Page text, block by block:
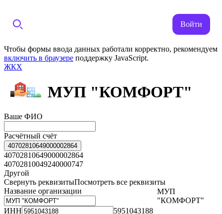
Войти
Чтобы формы ввода данных работали корректно, рекомендуем
включить в браузере поддержку JavaScript.
ЖКХ
МУП "КОМФОРТ"
Ваше ФИО
Расчётный счёт
40702810649000002864
40702810649000002864
40702810049240000747
Другой
Свернуть реквизитыПосмотреть все реквизиты
Название организации
МУП
"КОМФОРТ"
ИНН
5951043188